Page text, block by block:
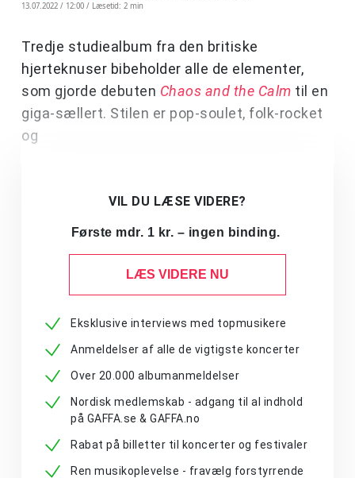
13.07.2022 / 12:00 / Læsetid: 2 min
Tredje studiealbum fra den britiske
hjerteknuser bibeholder alle de elementer,
som gjorde debuten Chaos and the Calm til en
giga-sællert. Stilen er pop-soulet, folk-rocket
og
VIL DU LÆSE VIDERE?
Første mdr. 1 kr. – ingen binding.
LÆS VIDERE NU
Eksklusive interviews med topmusikere
Anmeldelser af alle de vigtigste koncerter
Over 20.000 albumanmeldelser
Nordisk medlemskab - adgang til al indhold
på GAFFA.se & GAFFA.no
Rabat på billetter til koncerter og festivaler
Ren musikoplevelse - fravælg forstyrrende